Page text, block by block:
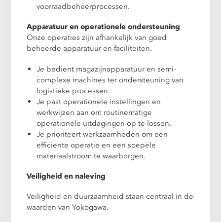
voorraadbeheerprocessen.
Apparatuur en operationele ondersteuning
Onze operaties zijn afhankelijk van goed
beheerde apparatuur en faciliteiten.
Je bedient magazijnapparatuur en semi-
complexe machines ter ondersteuning van
logistieke processen.
Je past operationele instellingen en
werkwijzen aan om routinematige
operationele uitdagingen op te lossen.
Je prioriteert werkzaamheden om een
efficiente operatie en een soepele
materiaalstroom te waarborgen.
Veiligheid en naleving
Veiligheid en duurzaamheid staan centraal in de
waarden van Yokogawa.